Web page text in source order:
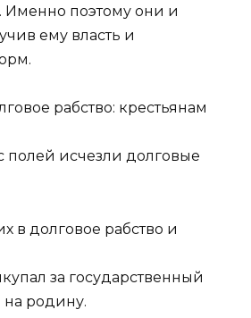
Именно поэтому они и
ему власть и
рабство: крестьянам
полей исчезли долговые
в долговое рабство и
за государственный
на родину.